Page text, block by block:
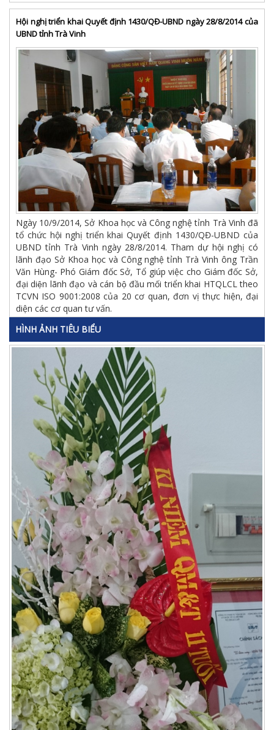
Hội nghị triển khai Quyết định 1430/QĐ-UBND ngày 28/8/2014 của
UBND tỉnh Trà Vinh
Ngày 10/9/2014, Sở Khoa học và Công nghệ tỉnh Trà Vinh đã
tổ chức hội nghị triển khai Quyết định 1430/QĐ-UBND của
UBND tỉnh Trà Vinh ngày 28/8/2014. Tham dự hội nghị có
lãnh đạo Sở Khoa học và Công nghệ tỉnh Trà Vinh ông Trần
Văn Hùng- Phó Giám đốc Sở, Tổ giúp việc cho Giám đốc Sở,
đại diện lãnh đạo và cán bộ đầu mối triển khai HTQLCL theo
TCVN ISO 9001:2008 của 20 cơ quan, đơn vị thực hiện, đại
diện các cơ quan tư vấn.
HÌNH ẢNH TIÊU BIỂU